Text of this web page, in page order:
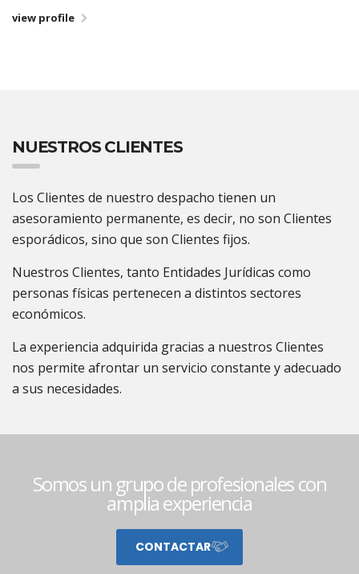
view profile
NUESTROS CLIENTES
Los Clientes de nuestro despacho tienen un
asesoramiento permanente, es decir, no son Clientes
esporádicos, sino que son Clientes fijos.
Nuestros Clientes, tanto Entidades Jurídicas como
personas físicas pertenecen a distintos sectores
económicos.
La experiencia adquirida gracias a nuestros Clientes
nos permite afrontar un servicio constante y adecuado
a sus necesidades.
Somos un grupo de profesionales con
amplia experiencia
CONTACTAR